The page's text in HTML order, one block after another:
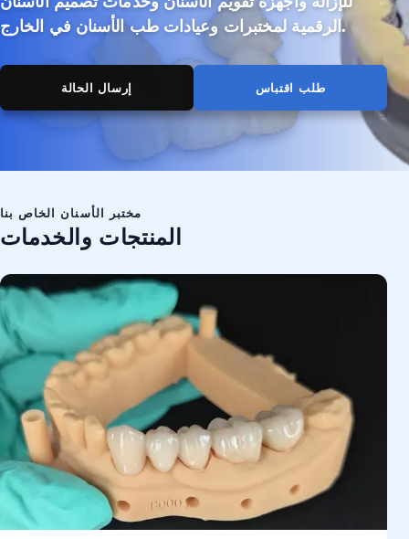
الرقمية لمختبرات وعيادات طب الأسنان في الخارج.
إرسال الحالة طلب اقتباس
مختبر الأسنان الخاص بنا
المنتجات والخدمات